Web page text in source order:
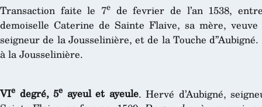
Transaction faite le 7ede fevrier de l’an 1538,
demoiselle Caterine de Sainte Flaive, sa mère, veuve
seigneur de la Jousselinière, et de la Touche
à la Jousselinière.
VIe degré, 5e ayeul et ayeule. Hervé d’Aubigné,